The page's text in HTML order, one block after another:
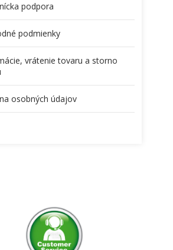
podpora
podmienky
vrátenie tovaru a storno
osobných údajov